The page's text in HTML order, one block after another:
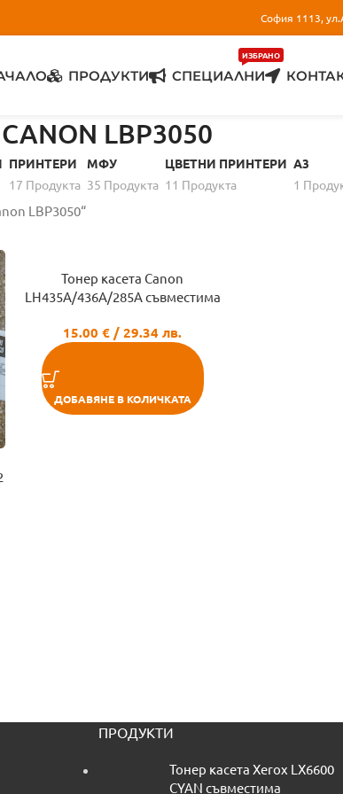
София 1113,
ПРОДУКТИ СПЕЦИАЛНИ
ИЗБРАНО
CANON LBP3050
ПРИНТЕРИ
17 Продуктa
МФУ
35 Продуктa
ЦВЕТНИ ПРИНТЕРИ
11 Продуктa
A3
1
LBP3050“
Тонер касета Canon
LH435A/436A/285A съвместима
15.00€ / 29.34 лв.
ДОБАВЯНЕ В КОЛИЧКАТА
ПРОДУКТИ
Тонер касета Xerox LX6600
CYAN съвместима